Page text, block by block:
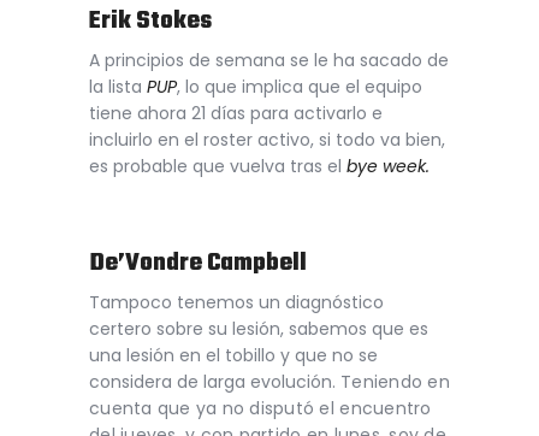
Erik Stokes
A principios de semana se le ha sacado de
la lista PUP, lo que implica que el equipo
tiene ahora 21 días para activarlo e
incluirlo en el roster activo, si todo va bien,
es probable que vuelva tras el bye week.
De’Vondre Campbell
Tampoco tenemos un diagnóstico
certero sobre su lesión, sabemos que es
una lesión en el tobillo y que no se
considera de larga evolución. Teniendo en
cuenta que ya no disputó el encuentro